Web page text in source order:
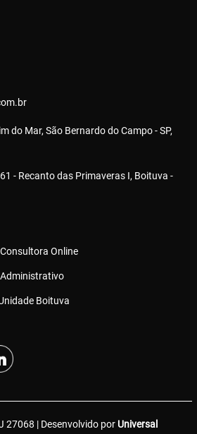
do Mar, São Bernardo do Campo - SP,
- Recanto das Primaveras I, Boituva -
Online
Boituva
27068 | Desenvolvido por Universal